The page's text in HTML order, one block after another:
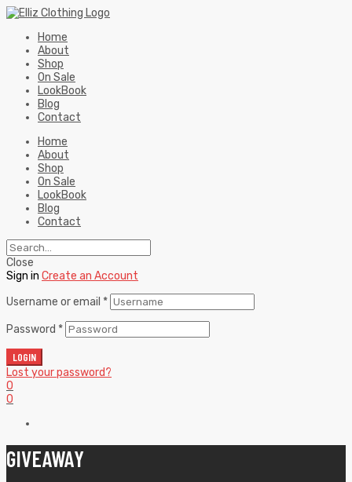
Home
About
Shop
On Sale
LookBook
Blog
Contact
Home
About
Shop
On Sale
LookBook
Blog
Contact
Close
Sign in Create an Account
Username or email *
Password *
LOGIN
Lost your password?
0
0
GIVEAWAY